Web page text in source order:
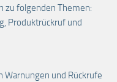
zu folgenden Themen:
Produktrückruf und
Warnungen und Rückrufe